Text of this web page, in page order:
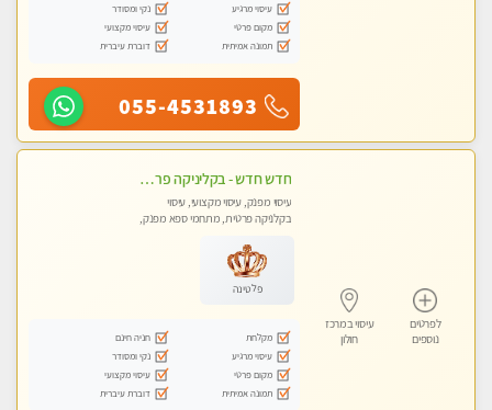
עיסוי מרגיע
נקי ומסודר
מקום פרטי
עיסוי מקצועי
תמונה אמיתית
דוברת עיברית
055-4531893
לפרטים
נוספים
עיסוי במרכז
חולון
חדש חדש - בקליניקה פרטית בבת ים עיסוי לחידוש אנרגיות עיסוי חלומי מומלץ מאוד !
עיסוי מפנק, עיסוי מקצועי, עיסוי
בקלניקה פרטית, מתחמי ספא מפנק,
פלטינה
מקלחת
חניה חינם
עיסוי מרגיע
נקי ומסודר
מקום פרטי
עיסוי מקצועי
תמונה אמיתית
דוברת עיברית